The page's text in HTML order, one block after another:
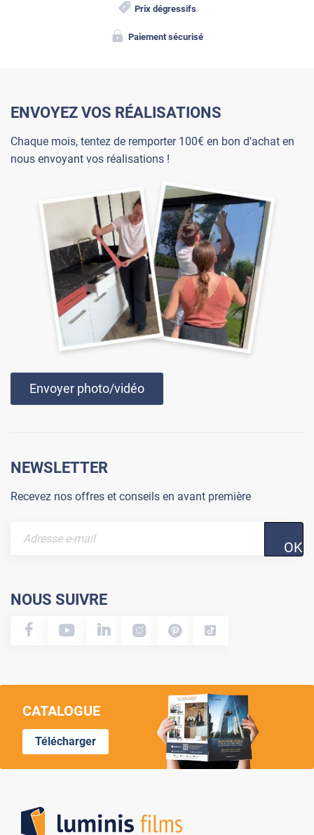
Prix dégressifs
Paiement sécurisé
ENVOYEZ VOS RÉALISATIONS
Chaque mois, tentez de remporter 100€ en bon d'achat en
nous envoyant vos réalisations !
Envoyer photo/vidéo
NEWSLETTER
Recevez nos offres et conseils en avant première
OK
NOUS SUIVRE
CATALOGUE
Télécharger